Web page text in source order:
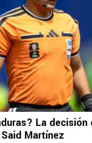
La decisión
Martínez